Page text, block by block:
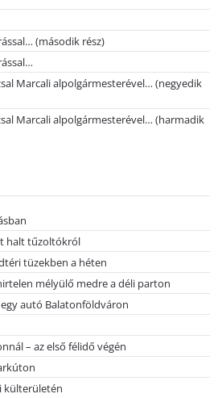
(második rész)
Marcali alpolgármesterével… (negyedik
Marcali alpolgármesterével… (harmadik
halt tűzoltókról
tüzekben a héten
mélyülő medre a déli parton
autó Balatonföldváron
– az első félidő végén
külterületén